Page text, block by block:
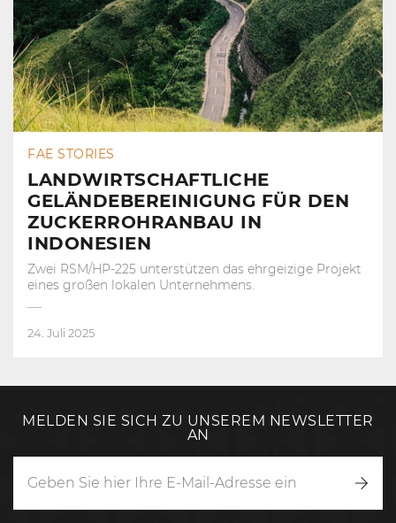
FAE STORIES
LANDWIRTSCHAFTLICHE
GELÄNDEBEREINIGUNG FÜR DEN
ZUCKERROHRANBAU IN
INDONESIEN
Zwei RSM/HP-225 unterstützen das ehrgeizige Projekt
eines großen lokalen Unternehmens.
24. Juli 2025
MELDEN SIE SICH ZU UNSEREM NEWSLETTER
AN